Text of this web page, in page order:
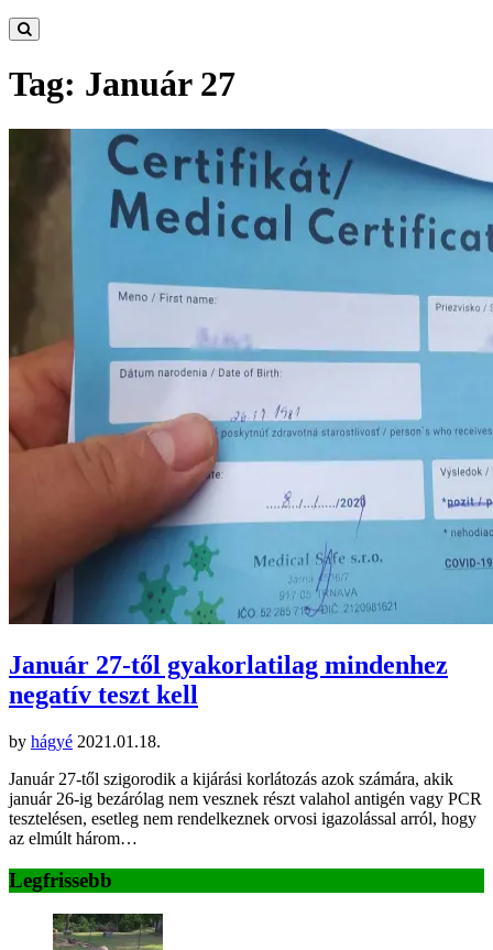
Tag: Január 27
Január 27-től gyakorlatilag mindenhez
negatív teszt kell
by hágyé 2021.01.18.
Január 27-től szigorodik a kijárási korlátozás azok számára, akik
január 26-ig bezárólag nem vesznek részt valahol antigén vagy PCR
tesztelésen, esetleg nem rendelkeznek orvosi igazolással arról, hogy
az elmúlt három…
Legfrissebb